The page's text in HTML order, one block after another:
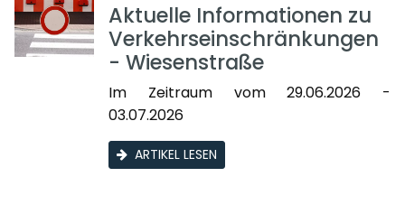
Aktuelle Informationen zu
Verkehrseinschränkungen
- Wiesenstraße
Im Zeitraum vom 29.06.2026 -
03.07.2026
ARTIKEL LESEN